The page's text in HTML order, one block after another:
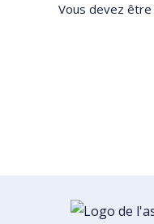
Vous devez être